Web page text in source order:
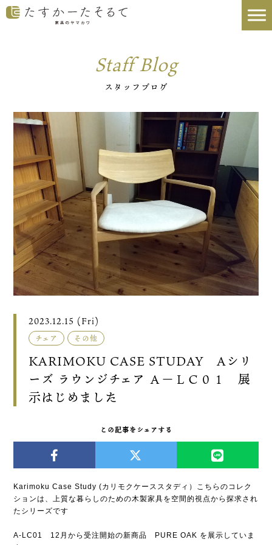
Staff Blog
スタッフブログ
2023.12.15 (Fri)
チェア その他
KARIMOKU CASE STUDAY Aシリ
ーズ ラウンジチェア Ａ－ＬＣ０１ 展
示はじめました
この記事をシェアする
Karimoku Case Study (カリモクケーススタディ）こちらのコレク
ションは、上質な暮らしのための木製家具を空間的視点から探求され
たシリーズです
A-LC01 12月から受注開始の新商品 PURE OAK を展示していま